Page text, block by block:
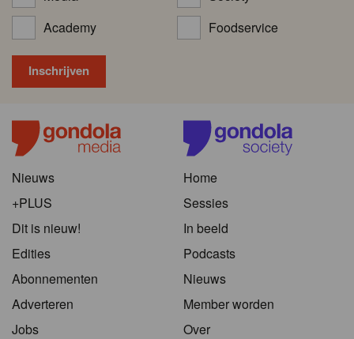
Academy
Foodservice
Nieuws
+PLUS
Dit is nieuw!
Edities
Abonnementen
Adverteren
Jobs
Home
Sessies
In beeld
Podcasts
Nieuws
Member worden
Over